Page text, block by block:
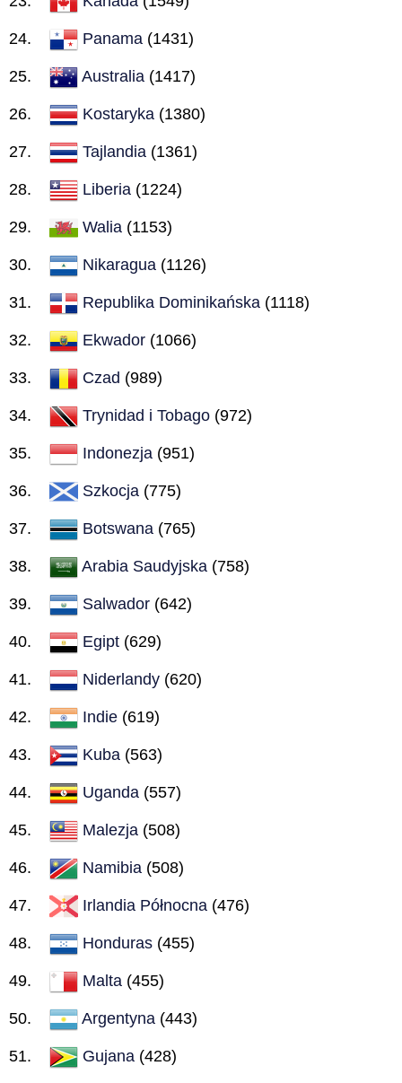
Panama (1431)
Australia (1417)
Kostaryka (1380)
Tajlandia (1361)
Liberia (1224)
Walia (1153)
Nikaragua (1126)
Republika Dominikańska (1118)
Ekwador (1066)
Czad (989)
Trynidad i Tobago (972)
Indonezja (951)
Szkocja (775)
Botswana (765)
Arabia Saudyjska (758)
Salwador (642)
Egipt (629)
Niderlandy (620)
Indie (619)
Kuba (563)
Uganda (557)
Malezja (508)
Namibia (508)
Irlandia Północna (476)
Honduras (455)
Malta (455)
Argentyna (443)
Gujana (428)